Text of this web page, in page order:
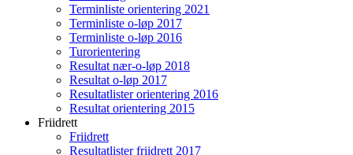
Terminliste orientering 2021
Terminliste o-løp 2017
Terminliste o-løp 2016
Turorientering
Resultat nær-o-løp 2018
Resultat o-løp 2017
Resultatlister orientering 2016
Resultat orientering 2015
Friidrett
Friidrett
Resultatlister friidrett 2017